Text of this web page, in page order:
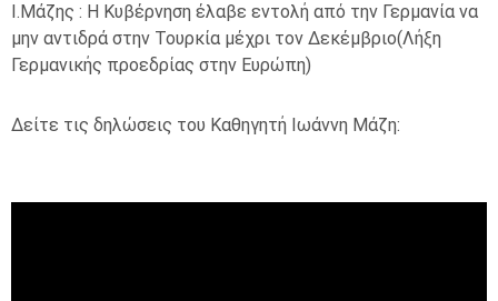
Ι.Μάζης : Η Κυβέρνηση έλαβε εντολή από την Γερμανία να
μην αντιδρά στην Τουρκία μέχρι τον Δεκέμβριο(Λήξη
Γερμανικής προεδρίας στην Ευρώπη)
Δείτε τις δηλώσεις του Καθηγητή Ιωάννη Μάζη: